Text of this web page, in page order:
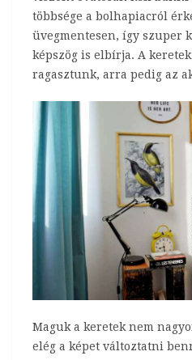
többsége a bolhapiacról
üvegmentesen, így szuper
képszög is elbírja. A
ragasztunk, arra pedig az
Maguk a keretek nem
elég a képet változtatni